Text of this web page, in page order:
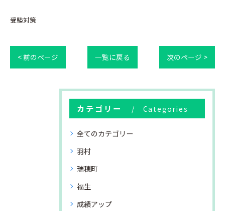
受験対策
< 前のページ 一覧に戻る 次のページ >
カテゴリー Categories
全てのカテゴリー
羽村
瑞穂町
福生
成績アップ